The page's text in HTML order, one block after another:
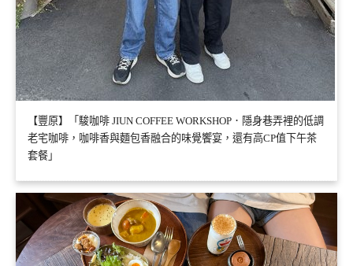
【豐原】「駿咖啡 JIUN COFFEE WORKSHOP．隱身巷弄裡的低調
老宅咖啡，咖啡香與麵包香融合的味覺饗宴，還有高CP值下午茶
套餐」